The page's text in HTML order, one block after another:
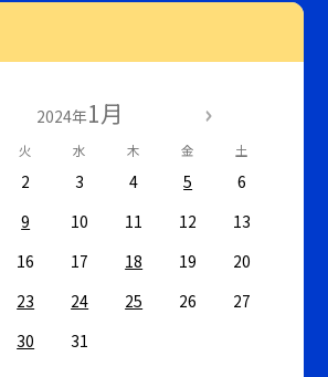
2024年1月
火 水 木 金 土
2 3 4 5
6
9 10 11 12
13
16 17 18 19
20
23 24 25 26
27
30 31